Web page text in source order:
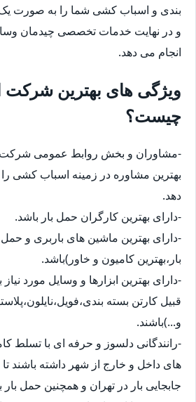
بندی و اسباب کشی شما را به صورت یک
و در نهایت خدمات تخصصی چیدمان
انجام می دهد.
ویژگی های بهترین شرکت
چیست؟
-مشاوران و بخش روابط عمومی شرکت
بهترین مشاوره در زمینه اسباب کشی را
دهد.
-دارای بهترین کارگران حمل بار باشد.
-دارای بهترین ماشین های باربری و حمل
بار،بهترین کامیون و خاور)باشد.
-دارای بهترین ابزارها و وسایل مورد نیاز
قبیل کارتن بسته
و...)باشند.
-رانندگانی دلسوز و حرفه ای با تسلط
های داخل و خارج از شهر داشته باشند تا
جابجایی بار در تهران و همچنین حمل